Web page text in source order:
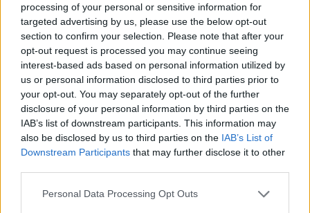
processing of your personal or sensitive information for
targeted advertising by us, please use the below opt-out
section to confirm your selection. Please note that after your
opt-out request is processed you may continue seeing
interest-based ads based on personal information utilized by
us or personal information disclosed to third parties prior to
your opt-out. You may separately opt-out of the further
disclosure of your personal information by third parties on the
IAB’s list of downstream participants. This information may
also be disclosed by us to third parties on the IAB’s List of
Downstream Participants that may further disclose it to other
Please note that this website/app uses one or more Google
Personal Data Processing Opt Outs
Σχόλια
Σχολίασε εδώ
50 /50